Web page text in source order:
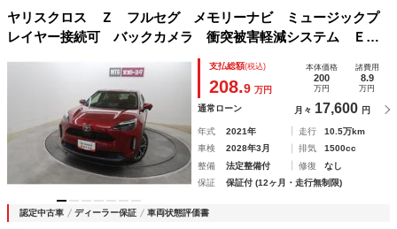
ヤリスクロス Ｚ フルセグ メモリーナビ ミュージックプ
レイヤー接続可 バックカメラ 衝突被害軽減システム ＥＴ
Ｃ ドラレコ ＬＥＤヘッドランプ ワンオーナー
支払総額(税込)
208.9 万円
本体価格
200
万円
諸費用
8.9
万円
通常ローン 月々 17,600 円
年式 2021年 走行
10.5万km
車検
2028年3月 排気
1500cc
整備
法定整備付 修復
なし
保証
保証付 (12ヶ月・走行無制限)
認定中古車 ディーラー保証 車両状態評価書